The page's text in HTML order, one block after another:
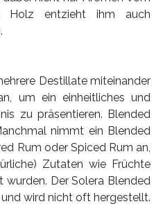
Holz entzieht ihm auch
Destillate miteinander
um ein einheitliches und
zu präsentieren. Blended
nimmt ein Blended
Rum oder Spiced Rum an,
Zutaten wie Früchte
Der Solera Blended
wird nicht oft hergestellt.